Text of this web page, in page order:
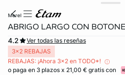
merel
ABRIGO LARGO CON
4.2
Ver todas las reseñas
3x2 REBAJAS
REBAJAS: ¡Ahora 3x2 en TODO*!
o paga en 3 plazos x 21,00 € gratis con